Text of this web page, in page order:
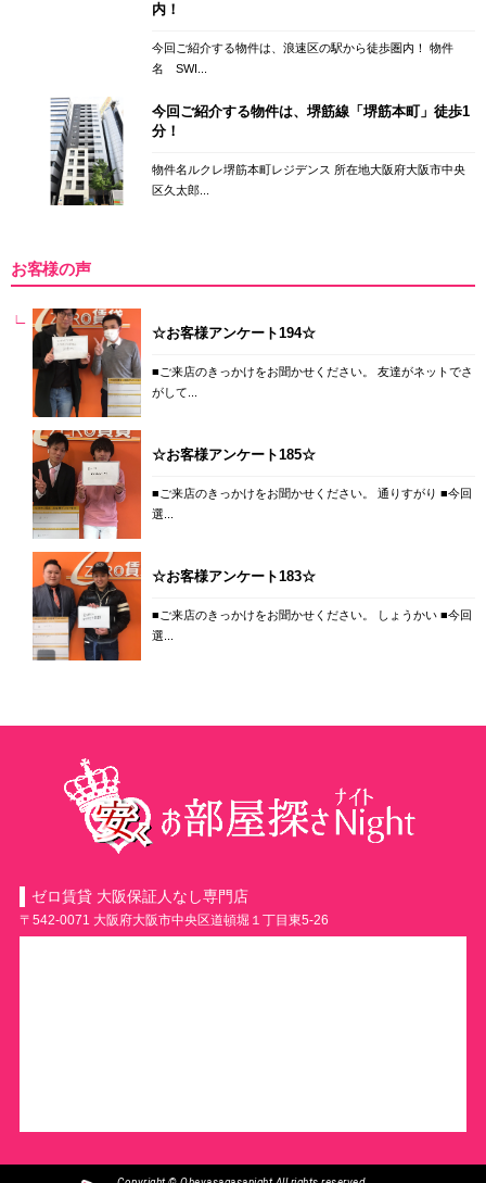
内！
今回ご紹介する物件は、浪速区の駅から徒歩圏内！ 物件
名 SWI...
今回ご紹介する物件は、堺筋線「堺筋本町」徒歩1
分！
物件名ルクレ堺筋本町レジデンス 所在地大阪府大阪市中央
区久太郎...
お客様の声
☆お客様アンケート194☆
■ご来店のきっかけをお聞かせください。 友達がネットでさ
がして...
☆お客様アンケート185☆
■ご来店のきっかけをお聞かせください。 通りすがり ■今回
選...
☆お客様アンケート183☆
■ご来店のきっかけをお聞かせください。 しょうかい ■今回
選...
ゼロ賃貸 大阪保証人なし専門店
〒542-0071 大阪府大阪市中央区道頓堀１丁目東5-26